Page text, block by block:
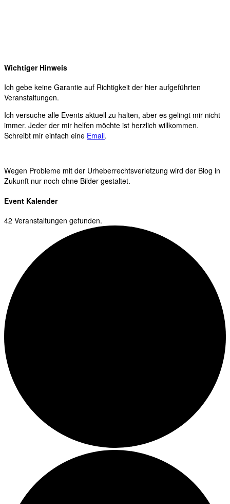
Wichtiger Hinweis
Ich gebe keine Garantie auf Richtigkeit der hier aufgeführten
Veranstaltungen.
Ich versuche alle Events aktuell zu halten, aber es gelingt mir nicht
immer. Jeder der mir helfen möchte ist herzlich willkommen.
Schreibt mir einfach eine Email.
Wegen Probleme mit der Urheberrechtsverletzung wird der Blog in
Zukunft nur noch ohne Bilder gestaltet.
Event Kalender
42 Veranstaltungen gefunden.